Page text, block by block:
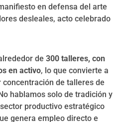
en defensa del arte
desleales, acto celebrado
de 300 talleres, con
en activo, lo que convierte a
de talleres de
hablamos solo de tradición y
productivo estratégico
genera empleo directo e